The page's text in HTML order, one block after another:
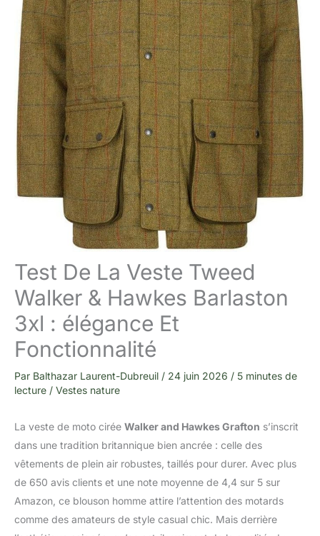
Test De La Veste Tweed
Walker & Hawkes Barlaston
3xl : élégance Et
Fonctionnalité
Par Balthazar Laurent-Dubreuil / 24 juin 2026 / 5 minutes de
lecture / Vestes nature
La veste de moto cirée Walker and Hawkes Grafton s’inscrit
dans une tradition britannique bien ancrée : celle des
vêtements de plein air robustes, taillés pour durer. Avec plus
de 650 avis clients et une note moyenne de 4,4 sur 5 sur
Amazon, ce blouson homme attire l’attention des motards
comme des amateurs de style casual chic. Mais derrière